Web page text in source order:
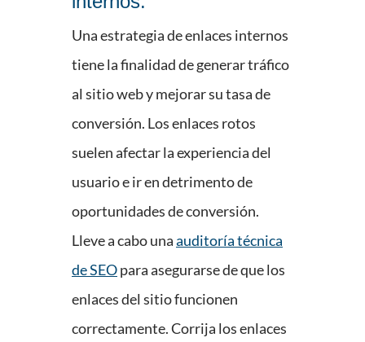
Una estrategia de enlaces internos
tiene la finalidad de generar tráfico
al sitio web y mejorar su tasa de
conversión. Los enlaces rotos
suelen afectar la experiencia del
usuario e ir en detrimento de
oportunidades de conversión.
Lleve a cabo unaauditoría técnica
de SEOpara asegurarse de que los
enlaces del sitio funcionen
correctamente. Corrija los enlaces